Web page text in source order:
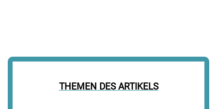
THEMEN DES ARTIKELS